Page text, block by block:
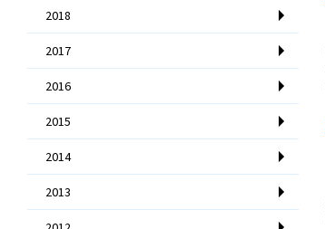
2018
2017
2016
2015
2014
2013